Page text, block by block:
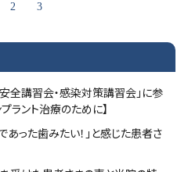
2 3
全講習会・感染対策講習会」に参
ラント治療のために】
あった歯みたい！」と感じた患者さ